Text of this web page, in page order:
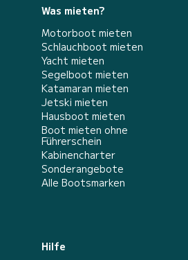
Was mieten?
Motorboot mieten
Schlauchboot mieten
Yacht mieten
Segelboot mieten
Katamaran mieten
Jetski mieten
Hausboot mieten
Boot mieten ohne
Führerschein
Kabinencharter
Sonderangebote
Alle Bootsmarken
Hilfe